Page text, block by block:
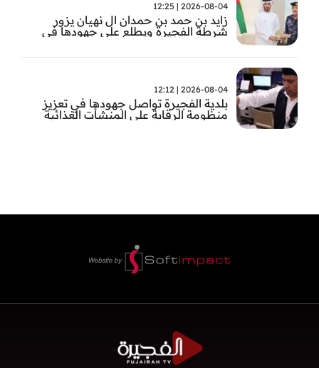
2026-08-04 | 12:25
زايد بن حمد بن حمدان ال نهيان يزور
شرطة الفجيرة ويطلع على جهودها في
2026-08-04 | 12:12
بلدية الفجيرة تواصل جهودها في تعزيز
منظومة الرقابة على المنشأت الغذائية